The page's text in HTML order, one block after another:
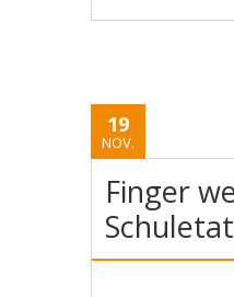
19
NOV.
Finger
Schuletat